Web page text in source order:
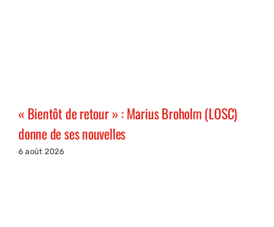
« Bientôt de retour » : Marius Broholm (LOSC)
donne de ses nouvelles
6 août 2026